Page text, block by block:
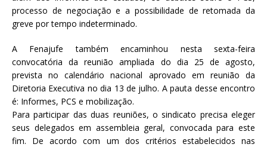
processo de negociação e a possibilidade de retomada da
greve por tempo indeterminado.
A Fenajufe também encaminhou nesta sexta-feira
convocatória da reunião ampliada do dia 25 de agosto,
prevista no calendário nacional aprovado em reunião da
Diretoria Executiva no dia 13 de julho. A pauta desse encontro
é: Informes, PCS e mobilização.
Para participar das duas reuniões, o sindicato precisa eleger
seus delegados em assembleia geral, convocada para este
fim. De acordo com um dos critérios estabelecidos nas